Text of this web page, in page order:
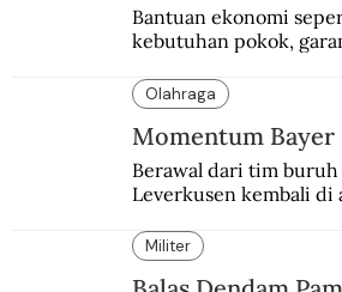
Bantuan ekonomi
kebutuhan pokok,
peringatan Hari Ibu.
Olahraga
Momentum Bayer
Berawal dari tim
Leverkusen kembali di
“Neverkusen”.
Militer